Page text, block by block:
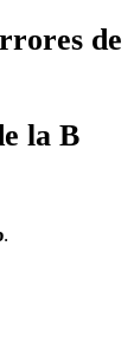
de
la B
.